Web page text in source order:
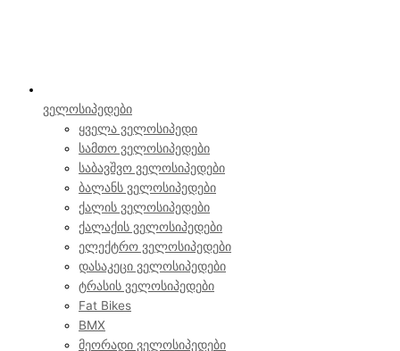
ველოსიპედები
ყველა ველოსიპედი
სამთო ველოსიპედები
საბავშვო ველოსიპედები
ბალანს ველოსიპედები
ქალის ველოსიპედები
ქალაქის ველოსიპედები
ელექტრო ველოსიპედები
დასაკეცი ველოსიპედები
ტრასის ველოსიპედები
Fat Bikes
BMX
მეორადი ველოსიპედები